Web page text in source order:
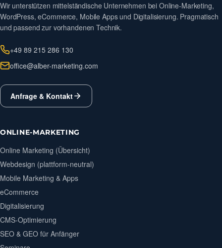
Wir unterstützen mittelständische Unternehmen bei Online-Marketing,
WordPress, eCommerce, Mobile Apps und Digitalisierung. Pragmatisch
und passend zur vorhandenen Technik.
+49 89 215 286 130
office@alber-marketing.com
Anfrage & Kontakt
ONLINE-MARKETING
Online Marketing (Übersicht)
Webdesign (plattform-neutral)
Mobile Marketing & Apps
eCommerce
Digitalisierung
CMS-Optimierung
SEO & GEO für Anfänger